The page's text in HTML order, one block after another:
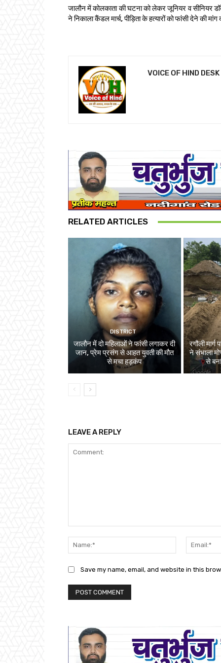
जालौन में कोलकाता की घटना को लेकर जूनियर व सीनियर
ने निकाला कैंडल मार्च, पीड़िता के हत्यारों को फांसी देने की मांग
VOICE OF HIND DESK
RELATED ARTICLES
DISTRICT
जालौन में दो महिलाओं ने फांसी लगाकर दी
जान, प्रेम प्रसंग से आहत युवती की मौत
से मचा हड़कंप
रगौली
ने संभाला
से
LEAVE A REPLY
Name:*
Save my name, email, and website in this